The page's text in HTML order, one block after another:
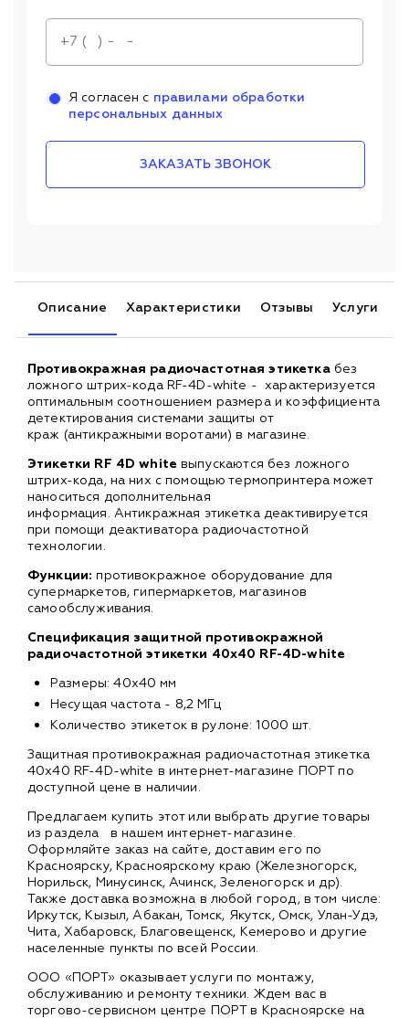
Я согласен с правилами обработки
персональных данных
ЗАКАЗАТЬ ЗВОНОК
Описание Характеристики Отзывы Услуги
Противокражная радиочастотная этикетка без
ложного штрих-кода RF-4D-white - характеризуется
оптимальным соотношением размера и коэффициента
детектирования системами защиты от
краж (антикражными воротами) в магазине.
Этикетки RF 4D whiteвыпускаются без ложного
штрих-кода, на них с помощью термопринтера может
наноситься дополнительная
информация. Антикражная этикетка деактивируется
при помощи деактиватора радиочастотной
технологии.
Функции: противокражное оборудование для
супермаркетов, гипермаркетов, магазинов
самообслуживания.
Спецификация защитной противокражной
радиочастотной этикетки 40x40 RF-4D-white
Размеры: 40х40 мм
Несущая частота - 8,2 МГц
Количество этикеток в рулоне: 1000 шт.
Защитная противокражная радиочастотная этикетка
40x40 RF-4D-white в интернет-магазине ПОРТ по
доступной цене в наличии.
Предлагаем купить этот или выбрать другие товары
из раздела
в нашем интернет-магазине.
Оформляйте заказ на сайте, доставим его по
Красноярску, Красноярскому краю (Железногорск,
Норильск, Минусинск, Ачинск, Зеленогорск и др).
Также доставка возможна в любой город, в том числе:
Иркутск, Кызыл, Абакан, Томск, Якутск, Омск, Улан-Удэ,
Чита, Хабаровск, Благовещенск, Кемерово и другие
населенные пункты по всей России.
ООО «ПОРТ» оказывает услуги по монтажу,
обслуживанию и ремонту техники. Ждем вас в
торгово-сервисном центре ПОРТ в Красноярске на